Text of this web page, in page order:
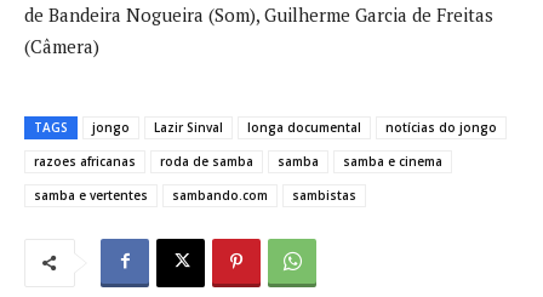
de Bandeira Nogueira (Som), Guilherme Garcia de Freitas
(Câmera)
TAGS jongo Lazir Sinval longa documental
notícias do jongo
razoes africanas
roda de samba samba
samba e cinema
samba e vertentes
sambando.com sambistas